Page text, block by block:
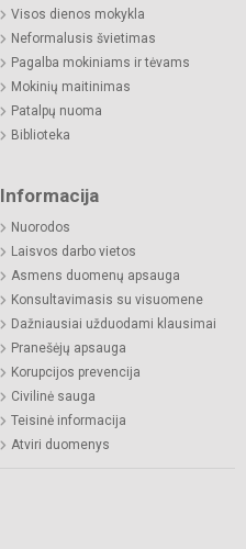
Visos dienos mokykla
Neformalusis švietimas
Pagalba mokiniams ir tėvams
Mokinių maitinimas
Patalpų nuoma
Biblioteka
Informacija
Nuorodos
Laisvos darbo vietos
Asmens duomenų apsauga
Konsultavimasis su visuomene
Dažniausiai užduodami klausimai
Pranešėjų apsauga
Korupcijos prevencija
Civilinė sauga
Teisinė informacija
Atviri duomenys